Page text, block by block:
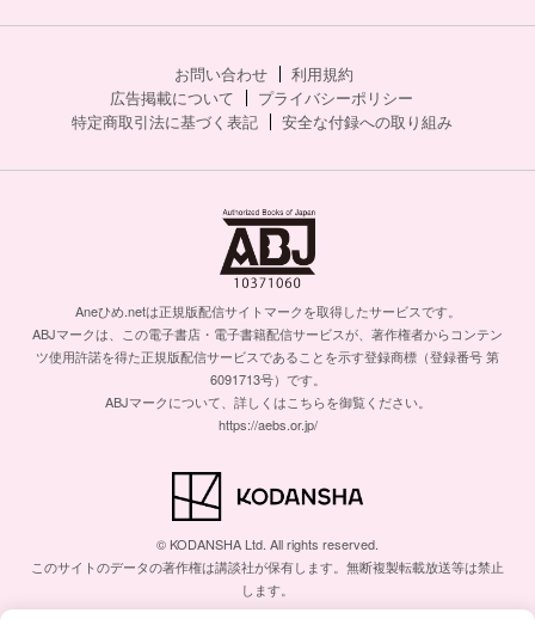
お問い合わせ
利用規約
広告掲載について
プライバシーポリシー
特定商取引法に基づく表記
安全な付録への取り組み
Aneひめ.netは正規版配信サイトマークを取得したサービスです。
ABJマークは、この電子書店・電子書籍配信サービスが、著作権者からコンテン
ツ使用許諾を得た正規版配信サービスであることを示す登録商標（登録番号 第
6091713号）です。
ABJマークについて、詳しくはこちらを御覧ください。
https://aebs.or.jp/
© KODANSHA Ltd. All rights reserved.
このサイトのデータの著作権は講談社が保有します。無断複製転載放送等は禁止
します。